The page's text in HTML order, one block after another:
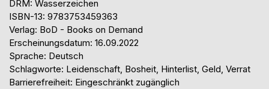
DRM: Wasserzeichen
ISBN-13: 9783753459363
Verlag: BoD - Books on Demand
Erscheinungsdatum: 16.09.2022
Sprache: Deutsch
Schlagworte: Leidenschaft, Bosheit, Hinterlist, Geld, Verrat
Barrierefreiheit: Eingeschränkt zugänglich